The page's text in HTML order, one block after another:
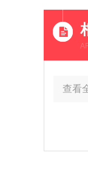
查看